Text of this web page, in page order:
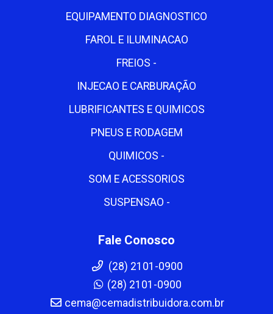
EQUIPAMENTO DIAGNOSTICO
FAROL E ILUMINACAO
FREIOS -
INJECAO E CARBURAÇÃO
LUBRIFICANTES E QUIMICOS
PNEUS E RODAGEM
QUIMICOS -
SOM E ACESSORIOS
SUSPENSAO -
Fale Conosco
(28) 2101-0900
(28) 2101-0900
cema@cemadistribuidora.com.br